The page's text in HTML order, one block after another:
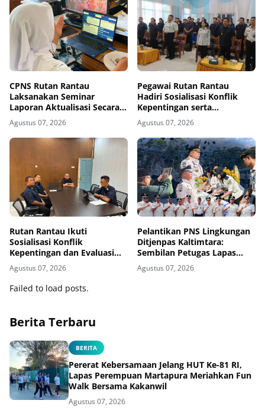
CPNS Rutan Rantau
Laksanakan Seminar
Laporan Aktualisasi Secara
Virtual
Agustus 07, 2026
Pegawai Rutan Rantau
Hadiri Sosialisasi Konflik
Kepentingan serta
Monitoring dan Evaluasi
Caraka LHKAN di Kanwil
Ditjenpas Kalsel
Agustus 07, 2026
Rutan Rantau Ikuti
Sosialisasi Konflik
Kepentingan dan Evaluasi
Caraka LHKAN Secara Virtual
Agustus 07, 2026
Pelantikan PNS Lingkungan
Ditjenpas Kaltimtara:
Sembilan Petugas Lapas
Bontang Resmi Diangkat
Agustus 07, 2026
Failed to load posts.
Berita Terbaru
BERITA
Pererat Kebersamaan Jelang HUT Ke-81 RI,
Lapas Perempuan Martapura Meriahkan Fun
Walk Bersama Kakanwil
Agustus 07, 2026